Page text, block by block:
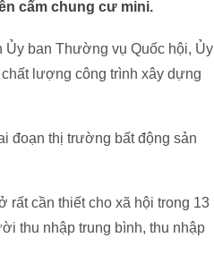
cấm chung cư mini.
Ủy ban Thường vụ Quốc hội, Ủy
lượng công trình xây dựng
đoạn thị trường bất động sản
rất cần thiết cho xã hội trong 13
thu nhập trung bình, thu nhập